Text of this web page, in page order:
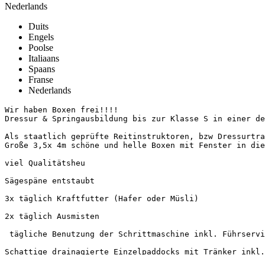
Nederlands
Duits
Engels
Poolse
Italiaans
Spaans
Franse
Nederlands
Wir haben Boxen frei!!!!
Dressur & Springausbildung bis zur Klasse S in einer
Als staatlich geprüfte Reitinstruktoren, bzw
Große 3,5x 4m schöne und helle Boxen mit Fenster in
viel Qualitätsheu
Sägespäne entstaubt
3x täglich Kraftfutter (Hafer oder Müsli)
2x täglich Ausmisten
tägliche Benutzung der Schrittmaschine inkl.
Schattige drainagierte Einzelpaddocks mit Tränker